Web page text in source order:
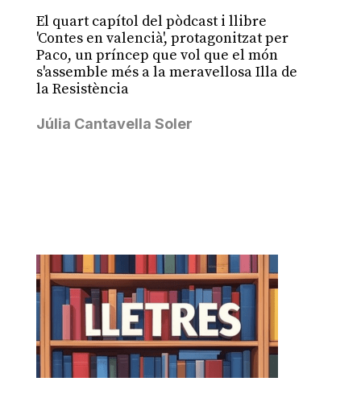
El quart capítol del pòdcast i llibre
'Contes en valencià', protagonitzat per
Paco, un príncep que vol que el món
s'assemble més a la meravellosa Illa de
la Resistència
Júlia Cantavella Soler